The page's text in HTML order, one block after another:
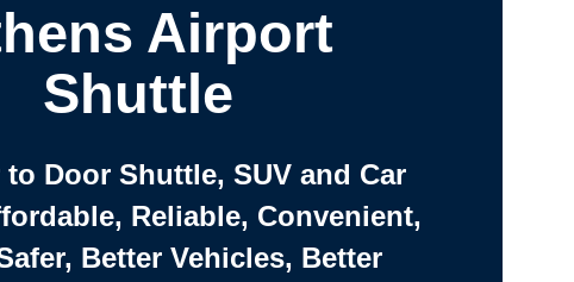
Airport
Shuttle
to Door Shuttle, SUV and Car
Reliable, Convenient,
Better Vehicles, Better